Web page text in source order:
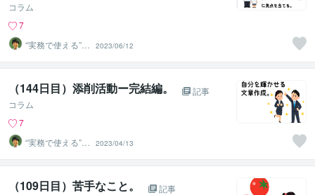
コラム
7
“実務で使える”改
善パートナー／
かめきち
2023/06/12
（144日目）添削活動ー完結編。
記事
コラム
7
“実務で使える”改
善パートナー／
かめきち
2023/04/13
（109日目）苦手なこと。
記事